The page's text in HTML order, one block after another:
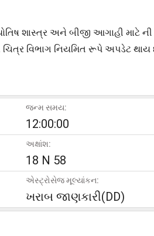
શાસ્ત્ર અને બીજી આગાહી માટે
ચિત્ર વિભાગ નિયમિત રૂપે અપડેટ થાય
જન્મ સમય:
12:00:00
અક્ષાંશ:
18 N 58
એસ્ટ્રોસેજ મૂલ્યાંકન:
ખરાબ જાણકારી(DD)